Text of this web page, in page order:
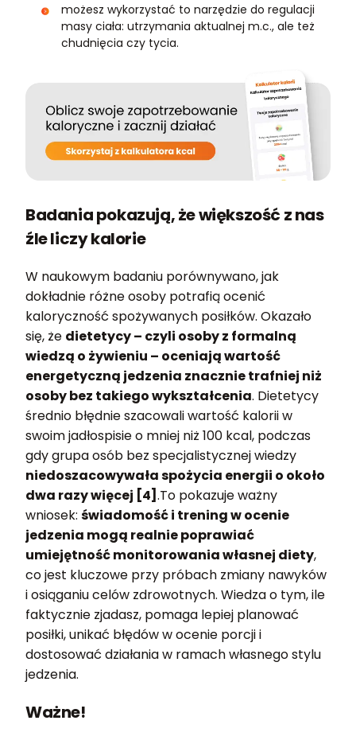
możesz wykorzystać to narzędzie do regulacji
masy ciała: utrzymania aktualnej m.c., ale też
chudnięcia czy tycia.
Badania pokazują, że większość z nas
źle liczy kalorie
W naukowym badaniu porównywano, jak
dokładnie różne osoby potrafią ocenić
kaloryczność spożywanych posiłków. Okazało
się, że dietetycy – czyli osoby z formalną
wiedzą o żywieniu – oceniają wartość
energetyczną jedzenia znacznie trafniej niż
osoby bez takiego wykształcenia. Dietetycy
średnio błędnie szacowali wartość kalorii w
swoim jadłospisie o mniej niż 100 kcal, podczas
gdy grupa osób bez specjalistycznej wiedzy
niedoszacowywała spożycia energii o około
dwa razy więcej [4] .To pokazuje ważny
wniosek: świadomość i trening w ocenie
jedzenia mogą realnie poprawiać
umiejętność monitorowania własnej diety,
co jest kluczowe przy próbach zmiany nawyków
i osiąganiu celów zdrowotnych. Wiedza o tym, ile
faktycznie zjadasz, pomaga lepiej planować
posiłki, unikać błędów w ocenie porcji i
dostosować działania w ramach własnego stylu
jedzenia.
Ważne!